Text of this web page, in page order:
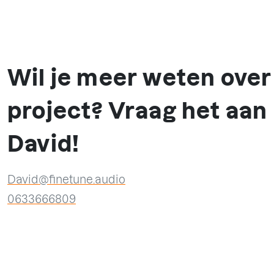
Wil je meer weten
project? Vraag het aan
David!
David@finetune.audio
0633666809